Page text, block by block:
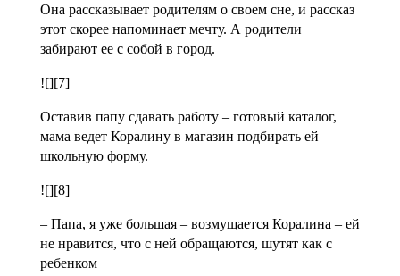
Она рассказывает родителям о своем сне, и рассказ
этот скорее напоминает мечту. А родители
забирают ее с собой в город.
![][7]
Оставив папу сдавать работу – готовый каталог,
мама ведет Коралину в магазин подбирать ей
школьную форму.
![][8]
– Папа, я уже большая – возмущается Коралина – ей
не нравится, что с ней обращаются, шутят как с
ребенком